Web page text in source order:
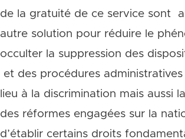
de la gratuité de ce service sont
autre solution pour réduire le
occulter la suppression des
et des procédures
lieu à la discrimination mais aussi
des réformes engagées sur la
d’établir certains droits